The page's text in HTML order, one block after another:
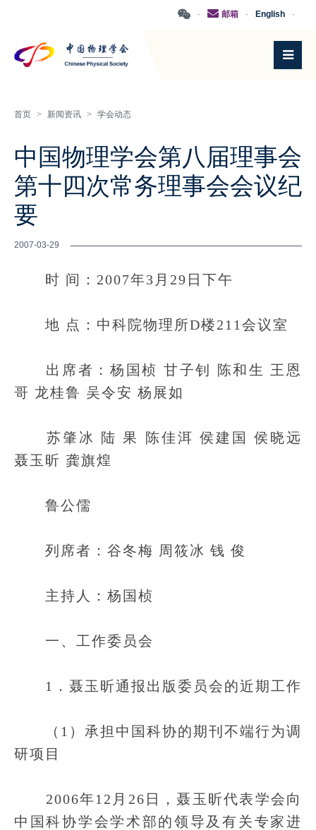
·
English
·
邮箱
·
首页 > 新闻资讯 > 学会动态
中国物理学会第八届理事会
第十四次常务理事会会议纪
要
2007-03-29
时 间：2007年3月29日下午
地 点：中科院物理所D楼211会议室
出席者：杨国桢 甘子钊 陈和生 王恩
哥 龙桂鲁 吴令安 杨展如
苏肇冰 陆 果 陈佳洱 侯建国 侯晓远
聂玉昕 龚旗煌
鲁公儒
列席者：谷冬梅 周筱冰 钱 俊
主持人：杨国桢
一、工作委员会
1．聂玉昕通报出版委员会的近期工作
（1）承担中国科协的期刊不端行为调
研项目
2006年12月26日，聂玉昕代表学会向
中国科协学会学术部的领导及有关专家进